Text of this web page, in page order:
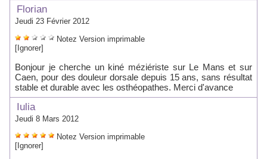
Florian
Jeudi 23 Février 2012
Notez Version imprimable
[Ignorer]
Bonjour je cherche un kiné méziériste sur Le Mans et sur
Caen, pour des douleur dorsale depuis 15 ans, sans résultat
stable et durable avec les osthéopathes. Merci d'avance
Iulia
Jeudi 8 Mars 2012
Notez Version imprimable
[Ignorer]